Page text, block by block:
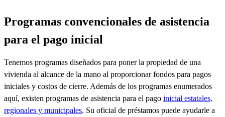
Programas convencionales de asistencia
para el pago inicial
Tenemos programas diseñados para poner la propiedad de una
vivienda al alcance de la mano al proporcionar fondos para pagos
iniciales y costos de cierre. Además de los programas enumerados
aquí, existen programas de asistencia para el pago inicial estatales,
regionales y municipales. Su oficial de préstamos puede ayudarle a